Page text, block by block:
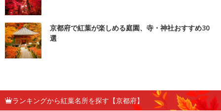
京都府で紅葉が楽しめる庭園、寺・神社おすすめ30
選
ランキングから紅葉名所を探す【京都府】